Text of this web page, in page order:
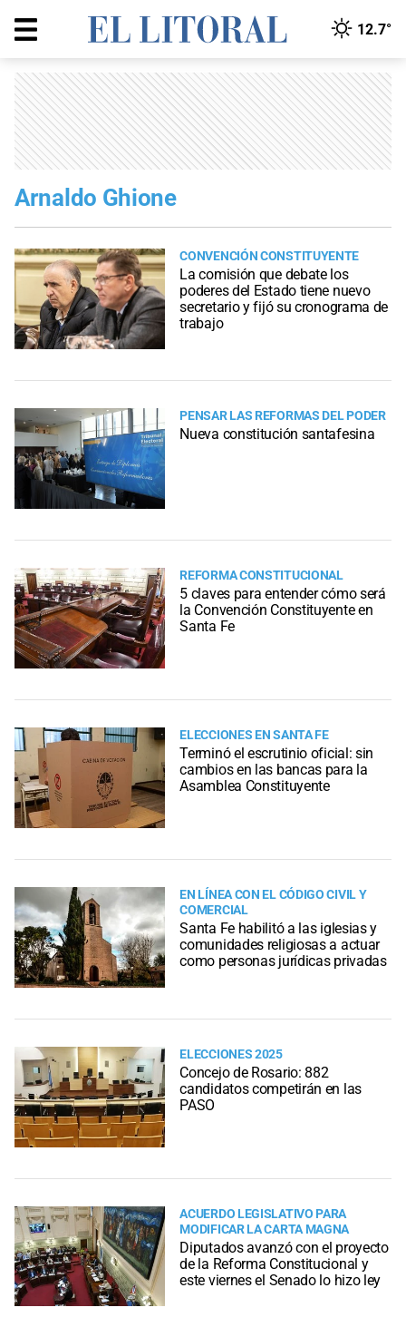
12.7°
Arnaldo Ghione
CONVENCIÓN CONSTITUYENTE
La comisión que debate los
poderes del Estado tiene nuevo
secretario y fijó su cronograma de
trabajo
PENSAR LAS REFORMAS DEL PODER
Nueva constitución santafesina
REFORMA CONSTITUCIONAL
5 claves para entender cómo será
la Convención Constituyente en
Santa Fe
ELECCIONES EN SANTA FE
Terminó el escrutinio oficial: sin
cambios en las bancas para la
Asamblea Constituyente
EN LÍNEA CON EL CÓDIGO CIVIL Y
COMERCIAL
Santa Fe habilitó a las iglesias y
comunidades religiosas a actuar
como personas jurídicas privadas
ELECCIONES 2025
Concejo de Rosario: 882
candidatos competirán en las
PASO
ACUERDO LEGISLATIVO PARA
MODIFICAR LA CARTA MAGNA
Diputados avanzó con el proyecto
de la Reforma Constitucional y
este viernes el Senado lo hizo ley